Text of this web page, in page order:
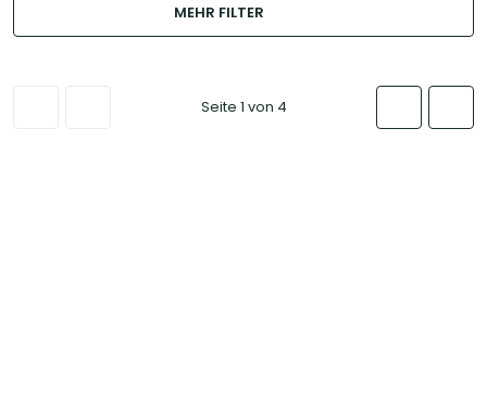
MEHR FILTER
Seite 1 von 4